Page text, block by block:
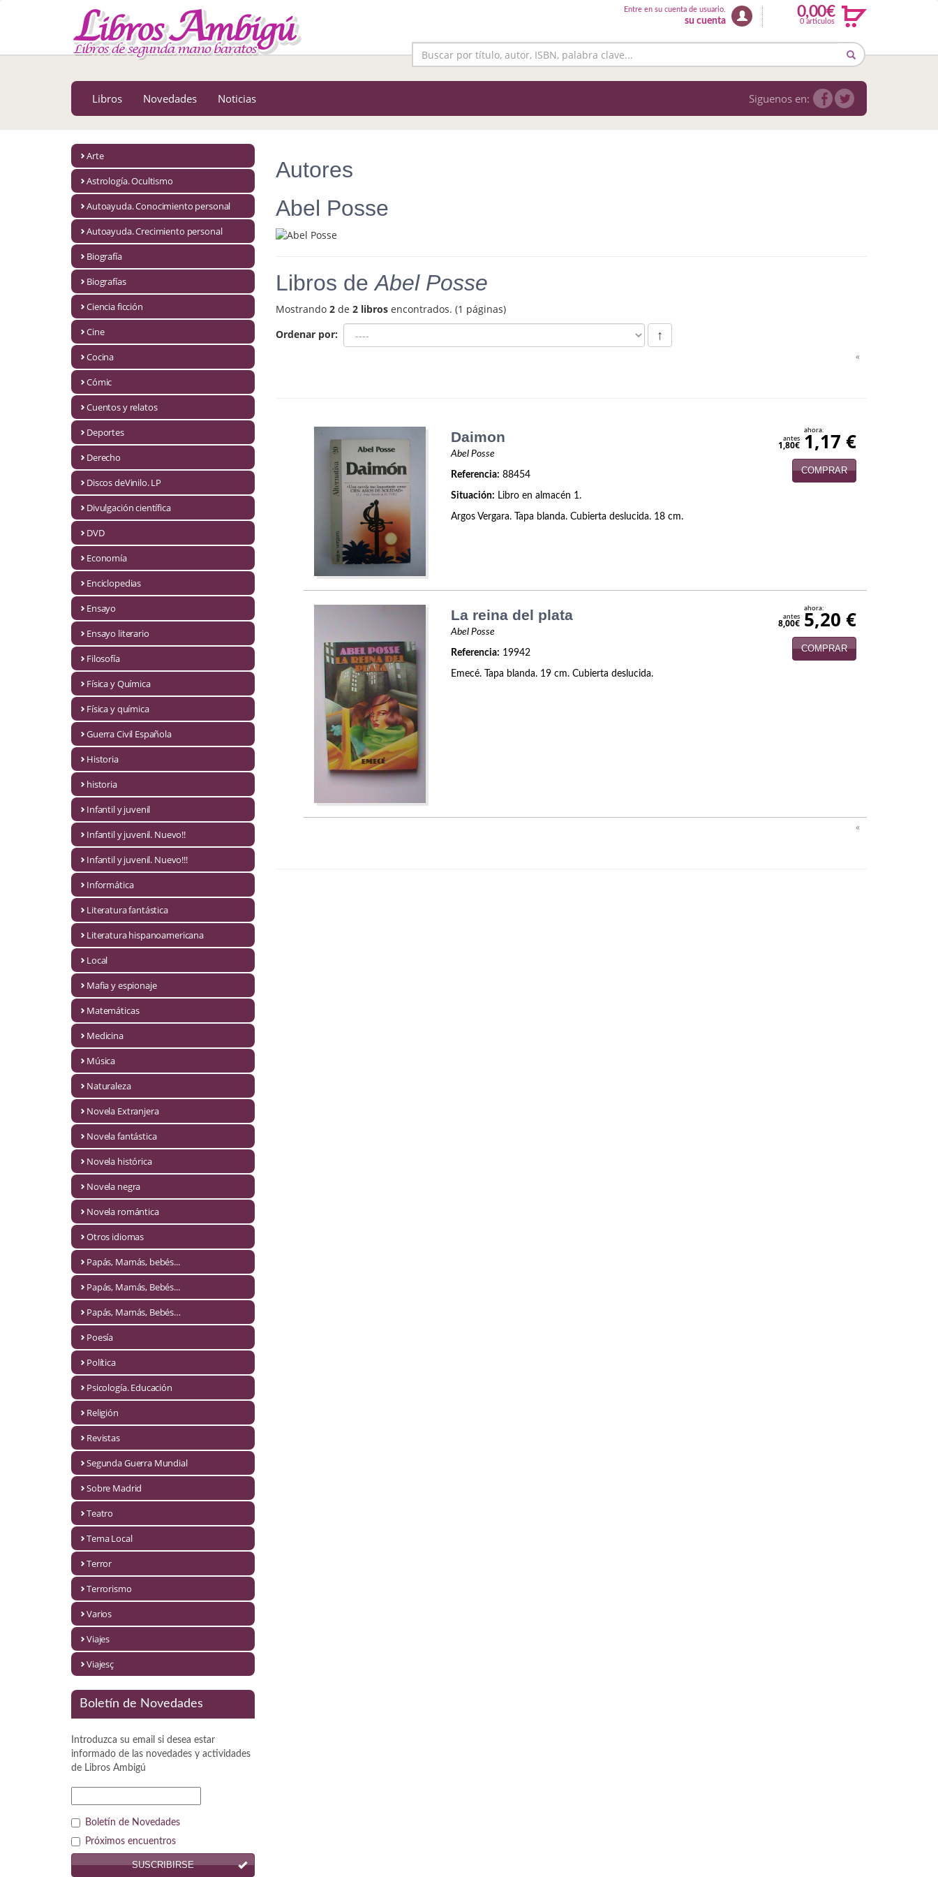
MENÚ PRINCIPAL
Astrología. Ocultismo
Autoayuda. Conocimiento personal
Autoayuda. Crecimiento personal
Ciencia ficción
Cuentos y relatos
Discos deVinilo. LP
Divulgación científica
Ensayo literario
Guerra Civil Española
Infantil y juvenil
Infantil y juvenil. Nuevo!!
Infantil y juvenil. Nuevo!!!
Literatura fantástica
Literatura hispanoamericana
Mafia y espionaje
Novela Extranjera
Novela fantástica
Novela romántica
Otros idiomas
Papás, Mamás, bebés...
Papás, Mamás, Bebés...
Papás, Mamás, Bebés…
Psicología. Educación
Segunda Guerra Mundial
Entre en su cuenta de usuario.
su cuenta
0,00€
0 articulos
Libros Novedades Noticias Siguenos en:
Arte
Astrología. Ocultismo
Autoayuda. Conocimiento personal
Autoayuda. Crecimiento personal
Biografía
Biografías
Ciencia ficción
Cine
Cocina
Cómic
Cuentos y relatos
Deportes
Derecho
Discos deVinilo. LP
Divulgación científica
DVD
Economía
Enciclopedias
Ensayo
Ensayo literario
Filosofía
Física y Química
Física y química
Guerra Civil Española
Historia
historia
Infantil y juvenil
Infantil y juvenil. Nuevo!!
Infantil y juvenil. Nuevo!!!
Informática
Literatura fantástica
Literatura hispanoamericana
Local
Mafia y espionaje
Matemáticas
Medicina
Música
Naturaleza
Novela Extranjera
Novela fantástica
Novela histórica
Novela negra
Novela romántica
Otros idiomas
Papás, Mamás, bebés...
Papás, Mamás, Bebés...
Papás, Mamás, Bebés…
Poesía
Política
Psicología. Educación
Religión
Revistas
Segunda Guerra Mundial
Sobre Madrid
Teatro
Tema Local
Terror
Terrorismo
Varios
Viajes
Viajesç
Boletín de Novedades
Introduzca su email si desea estar
informado de las novedades y actividades
de Libros Ambigú
Boletín de Novedades
Próximos encuentros
SUSCRIBIRSE
Autores
Abel Posse
Libros deAbel Posse
Mostrando 2de 2 librosencontrados. (1 páginas)
Ordenar por:
↑
«
Daimon
Abel Posse
Referencia: 88454
Situación: Libro en almacén 1.
Argos Vergara. Tapa blanda. Cubierta deslucida. 18 cm.
antes
1,80€
ahora:
1,17 €
COMPRAR
La reina del plata
Abel Posse
Referencia: 19942
Emecé. Tapa blanda. 19 cm. Cubierta deslucida.
antes
8,00€
ahora:
5,20 €
COMPRAR
«